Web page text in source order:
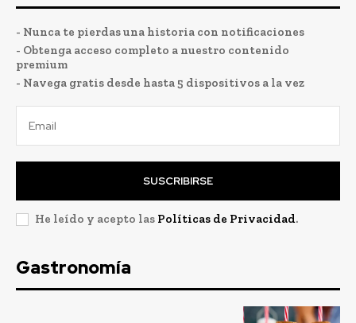
- Nunca te pierdas una historia con notificaciones
- Obtenga acceso completo a nuestro contenido
premium
- Navega gratis desde hasta 5 dispositivos a la vez
SUSCRIBIRSE
He leído y acepto las Políticas de Privacidad.
Gastronomía